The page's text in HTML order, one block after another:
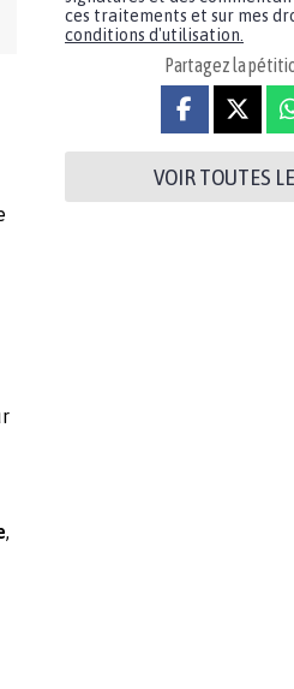
,
ces traitements et sur mes
conditions d'utilisation.
Partagez la
VOIR TOUTES